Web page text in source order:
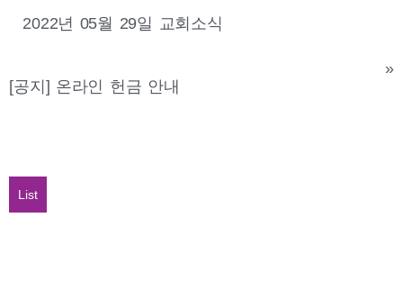
2022년 05월 29일 교회소식
[공지] 온라인 헌금 안내
»
List